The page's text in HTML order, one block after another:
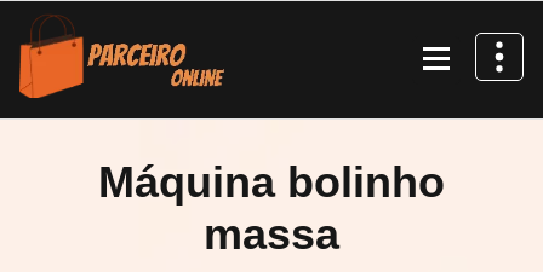
Pular
para
conteúdo
Máquina bolinho
massa